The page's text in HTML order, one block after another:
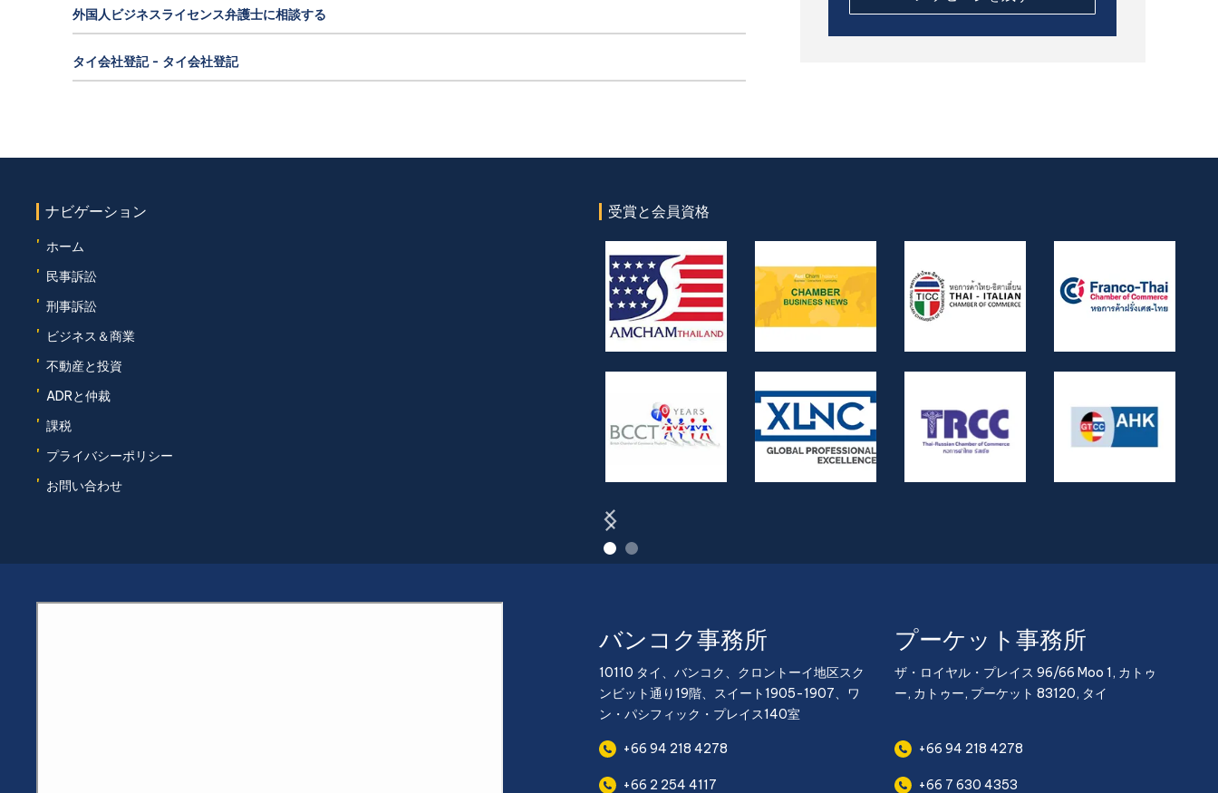
外国人ビジネスライセンス弁護士に相談する
タイ会社登記 - タイ会社登記
ナビゲーション
' ホーム
' 民事訴訟
' 刑事訴訟
' ビジネス＆商業
' 不動産と投資
' ADRと仲裁
' 課税
' プライバシーポリシー
' お問い合わせ
受賞と会員資格
バンコク事務所
10110 タイ、バンコク、クロントーイ地区スク
ンビット通り19階、スイート1905-1907、ワ
ン・パシフィック・プレイス140室
+66 94 218 4278
+66 2 254 4117
プーケット事務所
ザ・ロイヤル・プレイス 96/66 Moo 1, カトゥ
ー, カトゥー, プーケット 83120, タイ
+66 94 218 4278
+66 7 630 4353